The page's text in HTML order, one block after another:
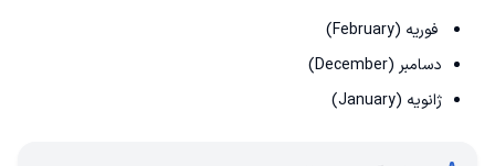
فوریه (February)
دسامبر (December)
ژانویه (January)